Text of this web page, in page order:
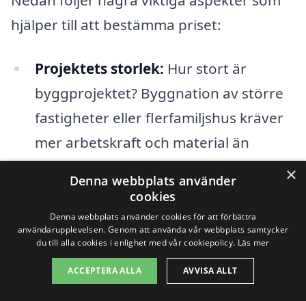
hjälper till att bestämma priset:
Projektets storlek: Hur stort är
byggprojektet? Byggnation av större
fastigheter eller flerfamiljshus kräver
mer arbetskraft och material än
mindre projekt, vilket påverkar
kostnaden.
Materialval:Valet av material har stor
inverkan på slutpriset. Exklusiva eller
högkvalitativa material kan öka
×
Denna webbplats använder
cookies
Denna webbplats använder cookies för att förbättra
användarupplevelsen. Genom att använda vår webbplats samtycker
du till alla cookies i enlighet med vår cookiepolicy. Läs mer
ACCEPTERA ALLA AVVISA ALLT